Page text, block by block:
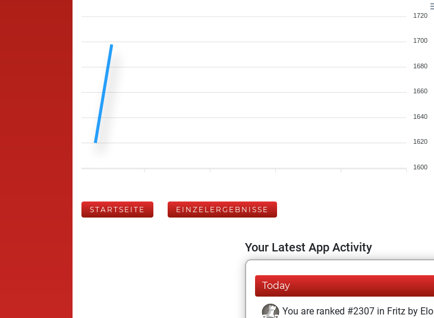
1720
1700
1680
1660
1640
1620
1600
STARTSEITE EINZELERGEBNISSE
Your Latest App Activity
Today
You are ranked #2307 in Fritz by Elo